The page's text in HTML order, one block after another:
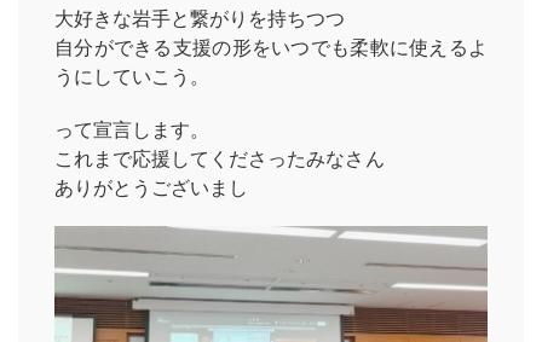
大好きな岩手と繋がりを持ちつつ
自分ができる支援の形をいつでも柔軟に使えるよ
うにしていこう。
って宣言します。
これまで応援してくださったみなさん
ありがとうございまし